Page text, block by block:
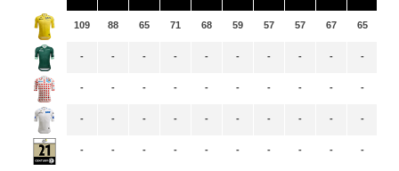
109
-
-
-
-
88
-
-
-
-
65
-
-
-
-
71
-
-
-
-
68
-
-
-
-
59
-
-
-
-
57
-
-
-
-
57
-
-
-
-
67
-
-
-
-
65
-
-
-
-